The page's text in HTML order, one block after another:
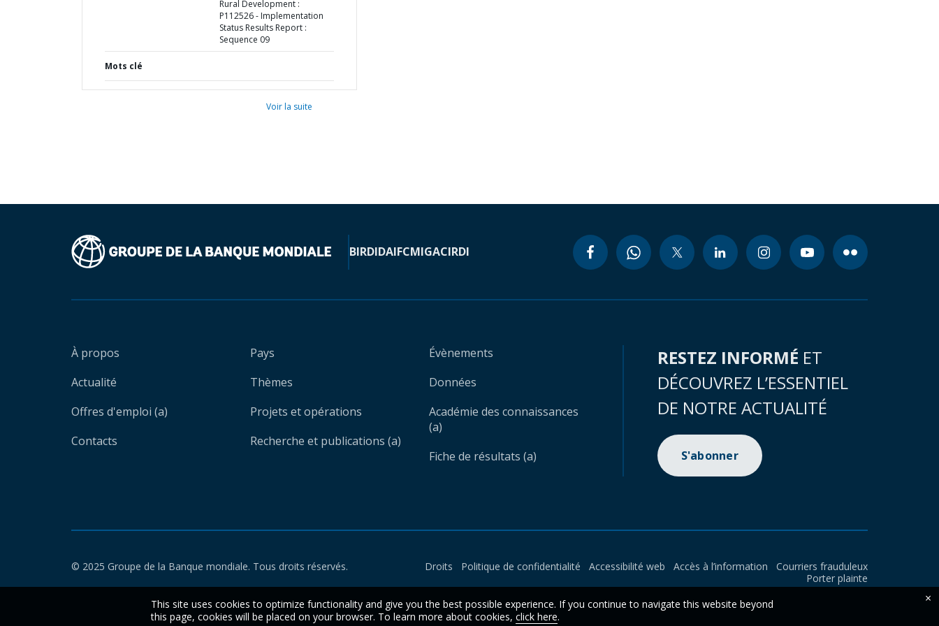
Rural Development :
P112526 - Implementation
Status Results Report :
Sequence 09
Mots clé
Voir la suite
BIRDIDAIFCMIGACIRDI
À propos
Actualité
Offres d'emploi (a)
Contacts
Pays
Thèmes
Projets et opérations
Recherche et publications (a)
Évènements
Données
Académie des connaissances
(a)
Fiche de résultats (a)
RESTEZ INFORMÉ ET
DÉCOUVREZ L’ESSENTIEL
DE NOTRE ACTUALITÉ
S'abonner
© 2025 Groupe de la Banque mondiale. Tous droits réservés. Droits Politique de confidentialité Accessibilité web Accès à l’information
Courriers frauduleux
Porter plainte
This site uses cookies to optimize functionality and give you the best possible experience. If you continue to navigate this website beyond
this page, cookies will be placed on your browser. To learn more about cookies, click here.
×